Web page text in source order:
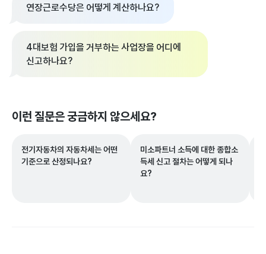
연장근로수당은 어떻게 계산하나요?
4대보험 가입을 거부하는 사업장을 어디에
신고하나요?
이런 질문은 궁금하지 않으세요?
전기자동차의 자동차세는 어떤
기준으로 산정되나요?
미소파트너 소득에 대한 종합소
득세 신고 절차는 어떻게 되나
요?